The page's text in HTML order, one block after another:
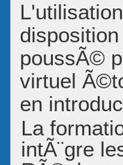
poussÃ©
virtuel
en
La
intÃ¨gre